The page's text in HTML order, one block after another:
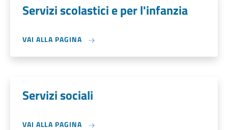
Servizi scolastici e per l'infanzia
VAI ALLA PAGINA
Servizi sociali
VAI ALLA PAGINA